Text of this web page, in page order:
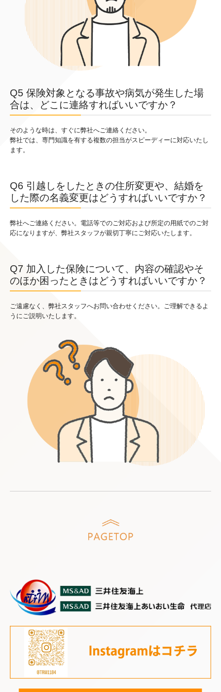
Q5 保険対象となる事故や病気が発生した場
合は、どこに連絡すればいいですか？
そのような時は、すぐに弊社へご連絡ください。
弊社では、専門知識を有する複数の担当がスピーディーに対応いたし
ます。
Q6 引越しをしたときの住所変更や、結婚を
した際の名義変更はどうすればいいですか？
弊社へご連絡ください。電話等でのご対応および所定の用紙でのご対
応になりますが、弊社スタッフが親切丁寧にご対応いたします。
Q7 加入した保険について、内容の確認やそ
のほか困ったときはどうすればいいですか？
ご遠慮なく、弊社スタッフへお問い合わせください。ご理解できるよ
うにご説明いたします。